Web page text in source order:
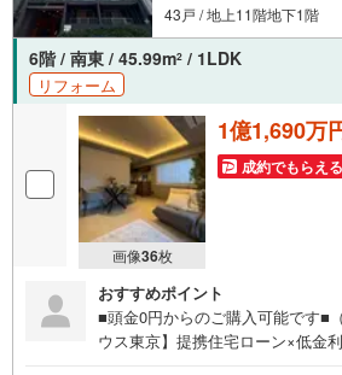
43戸 / 地上11階地下1階
6階 / 南東 / 45.99m2 / 1LDK
リフォーム
画像36枚
1億1,690万
成約でもらえる
おすすめポイント
■頭金0円からのご購入可能です■
ウス東京】提携住宅ローン×低金